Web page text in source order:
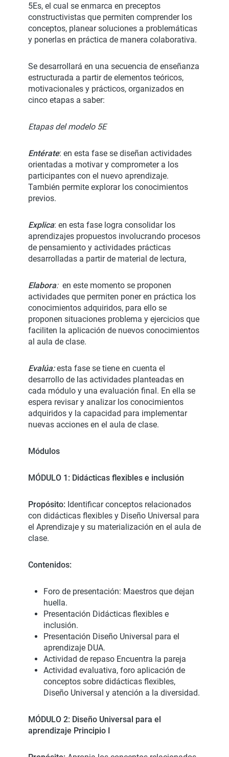
5Es, el cual se enmarca en preceptos
constructivistas que permiten comprender los
conceptos, planear soluciones a problemáticas
y ponerlas en práctica de manera colaborativa.
Se desarrollará en una secuencia de enseñanza
estructurada a partir de elementos teóricos,
motivacionales y prácticos, organizados en
cinco etapas a saber:
Etapas del modelo 5E
Entérate: en esta fase se diseñan actividades
orientadas a motivar y comprometer a los
participantes con el nuevo aprendizaje.
También permite explorar los conocimientos
previos.
Explica: en esta fase logra consolidar los
aprendizajes propuestos involucrando procesos
de pensamiento y actividades prácticas
desarrolladas a partir de material de lectura,
Elabora:en este momento se proponen
actividades que permiten poner en práctica los
conocimientos adquiridos, para ello se
proponen situaciones problema y ejercicios que
faciliten la aplicación de nuevos conocimientos
al aula de clase.
Evalúa:esta fase se tiene en cuenta el
desarrollo de las actividades planteadas en
cada módulo y una evaluación final. En ella se
espera revisar y analizar los conocimientos
adquiridos y la capacidad para implementar
nuevas acciones en el aula de clase.
Módulos
MÓDULO 1: Didácticas flexibles e inclusión
Propósito: Identificar conceptos relacionados
con didácticas flexibles y Diseño Universal para
el Aprendizaje y su materialización en el aula de
clase.
Contenidos:
Foro de presentación: Maestros que dejan
huella.
Presentación Didácticas flexibles e
inclusión.
Presentación Diseño Universal para el
aprendizaje DUA.
Actividad de repaso Encuentra la pareja
Actividad evaluativa, foro aplicación de
conceptos sobre didácticas flexibles,
Diseño Universal y atención a la diversidad.
MÓDULO 2: Diseño Universal para el
aprendizaje Principio I